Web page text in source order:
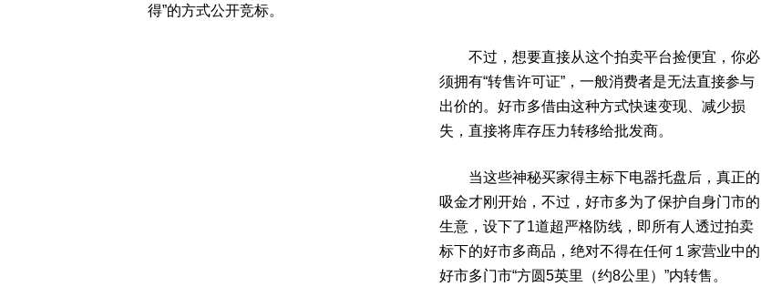
得”的方式公开竞标。
不过，想要直接从这个拍卖平台捡便宜，你必
须拥有“转售许可证”，一般消费者是无法直接参与
出价的。好市多借由这种方式快速变现、减少损
失，直接将库存压力转移给批发商。
当这些神秘买家得主标下电器托盘后，真正的
吸金才刚开始，不过，好市多为了保护自身门市的
生意，设下了1道超严格防线，即所有人透过拍卖
标下的好市多商品，绝对不得在任何１家营业中的
好市多门市“方圆5英里（约8公里）”内转售。